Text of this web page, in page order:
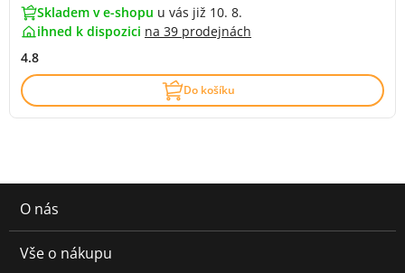
Skladem v e-shopu u vás již 10. 8.
ihned k dispozici na 39 prodejnách
4.8
Do košíku
O nás
Vše o nákupu